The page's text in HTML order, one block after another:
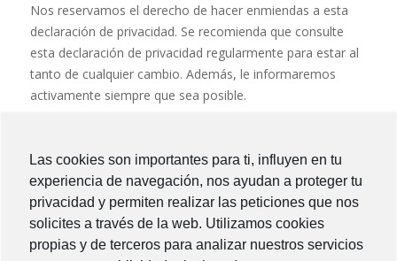
Las cookies son importantes para ti, influyen en tu
experiencia de navegación, nos ayudan a proteger tu
privacidad y permiten realizar las peticiones que nos
solicites a través de la web. Utilizamos cookies
propias y de terceros para analizar nuestros servicios
Nos reservamos el derecho de hacer enmiendas a esta
declaración de privacidad. Se recomienda que consulte
esta declaración de privacidad regularmente para estar al
tanto de cualquier cambio. Además, le informaremos
activamente siempre que sea posible.
datos
Si tiene alguna pregunta o desea saber qué datos
personales tenemos sobre usted, póngase en contacto
con nosotros. Puede ponerse en contacto con nosotros
utilizando la siguiente información. Usted tiene los